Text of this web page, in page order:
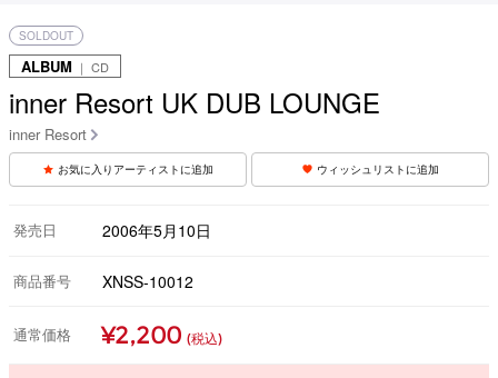
SOLDOUT
ALBUM ｜ CD
inner Resort UK DUB LOUNGE
inner Resort
お気に入りアーティストに追加 ウィッシュリストに追加
発売日 2006年5月10日
商品番号 XNSS-10012
通常価格 ¥2,200 (税込)